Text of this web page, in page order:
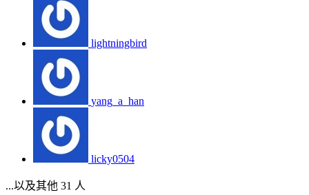
lightningbird
yang_a_han
licky0504
...以及其他 31 人